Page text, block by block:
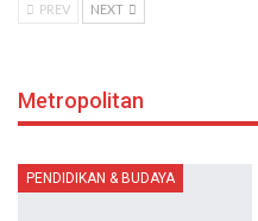
PREV NEXT
Metropolitan
PENDIDIKAN & BUDAYA